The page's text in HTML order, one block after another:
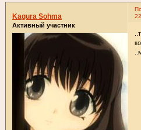
Kagura Sohma
Активный участник